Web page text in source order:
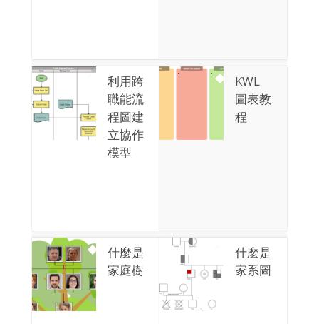
利用跨
職能流
程圖建
立協作
模型
KWL
圖表教
程
什麼是
家庭樹
什麼是
家系圖